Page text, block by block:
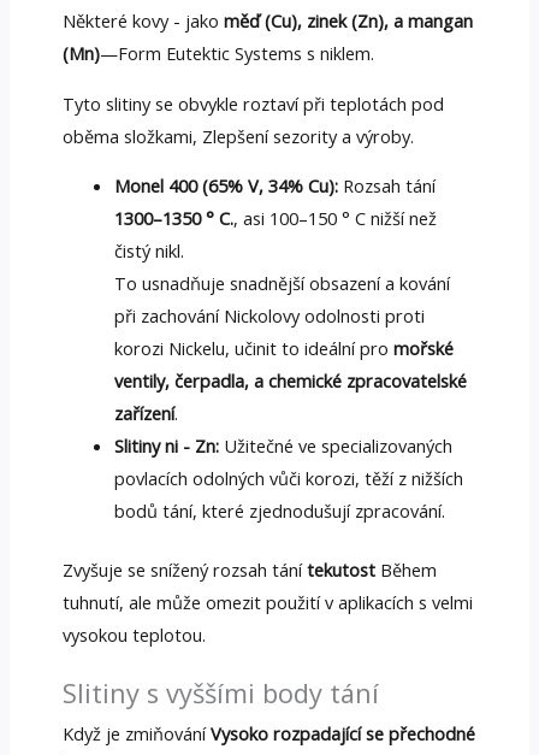
Některé kovy - jako měď (Cu), zinek (Zn), a mangan
(Mn)—Form Eutektic Systems s niklem.
Tyto slitiny se obvykle roztaví při teplotách pod
oběma složkami, Zlepšení sezority a výroby.
Monel 400 (65% V, 34% Cu): Rozsah tání
1300–1350 ° C., asi 100–150 ° C nižší než
čistý nikl.
To usnadňuje snadnější obsazení a kování
při zachování Nickolovy odolnosti proti
korozi Nickelu, učinit to ideální promořské
ventily, čerpadla, a chemické zpracovatelské
zařízení.
Slitiny ni - Zn: Užitečné ve specializovaných
povlacích odolných vůči korozi, těží z nižších
bodů tání, které zjednodušují zpracování.
Zvyšuje se snížený rozsah tánítekutostBěhem
tuhnutí, ale může omezit použití v aplikacích s velmi
vysokou teplotou.
Slitiny s vyššími body tání
Když je zmiňováníVysoko rozpadající se přechodné